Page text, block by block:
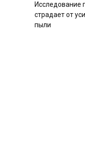
Исследование
страдает от
пыли